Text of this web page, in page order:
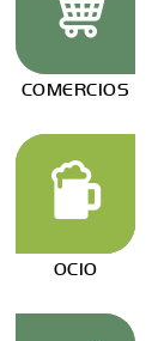
COMERCIOS
OCIO